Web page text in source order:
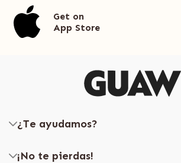
Get on
App Store
¿Te ayudamos?
¡No te pierdas!